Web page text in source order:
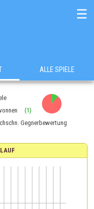
☰
ALLE SPIELE
(1)
Gegnerbewertung